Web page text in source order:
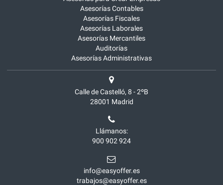
Asesorías Contables
Asesorías Fiscales
Asesorías Laborales
Asesorías Mercantiles
Auditorías
Asesorías Administrativas
Calle de Castelló, 8 - 2ºB
28001 Madrid
Llámanos:
900 902 924
info@easyoffer.es
trabajos@easyoffer.es